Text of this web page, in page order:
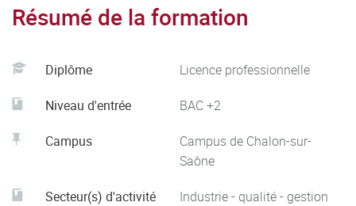
Résumé de la formation
Diplôme Licence professionnelle
Niveau d'entrée BAC +2
Campus
Campus de Chalon-sur-
Saône
Secteur(s) d'activité
Industrie - qualité - gestion